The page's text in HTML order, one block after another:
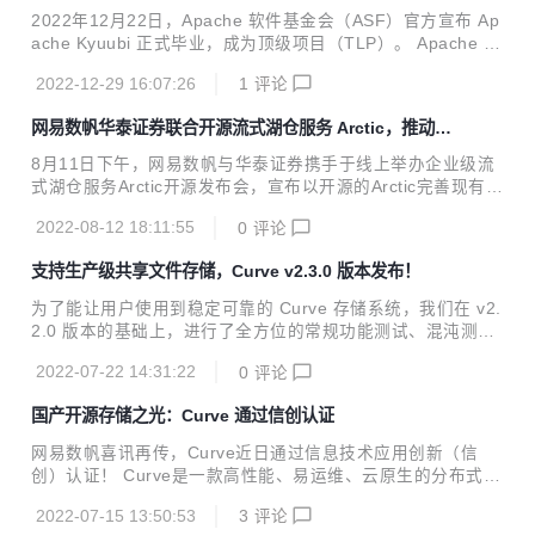
3.4 基于 Flink 1.14, 1.15 和 1.16 做了充分验证 新增 Trino
接入协议 (实验特性) 新增 Spark 血缘插件 (实验...
目！
2022年12月22日，Apache 软件基金会（ASF）官方宣布 Ap
ache Kyuubi 正式毕业，成为顶级项目（TLP）。 Apache Ky
供无服务器SQL。 项目最初由网易数帆开发并于2018年开
2年11月通过投票，在12月顺利毕业，成为 Apache 基金会顶
级开源项目！ Apache Kyuubi 简介 Apache Kyuubi 在各种现
代计算框架之上建立了分布式SQL查询引擎，例如 Apache S
2022-12-29 16:07:26 1 评论
网易数帆华泰证券联合开源流式湖仓服务 Arctic，推动湖
仓一体落地
8月11日下午，网易数帆与华泰证券携手于线上举办企业级流
式湖仓服务Arctic开源发布会，宣布以开源的Arctic完善现有数
规范割裂带来的低效和成本浪费，推动湖仓一体、流批融合落
e Iceberg之上的流式湖仓服务（Streaming LakeHouse Serv
ice）。通过 Arctic，用户可以在 Flink、Spark、Trino 等引擎
上实现更加优化的 CDC、流式更新、OLAP 等功能， 结合数
场景；...
2022-08-12 18:11:55 0 评论
支持生产级共享文件存储，Curve v2.3.0 版本发布！
为了能让用户使用到稳定可靠的 Curve 存储系统，我们在 v2.
2.0 版本的基础上，进行了全方位的常规功能测试、混沌测
urveFS 文件存储上线到网易内部业务生产环境，经过一段时
https://github.com/opencurve/curve/releases/tag/v2.3.0-rc
0 版本部署手册： https://github.com/opencurve/curveadm/
wiki‍ Curve 是云原生计算基金会 (CNCF) Sandbox 项目，是
2022-07-22 14:31:22 0 评论
国产开源存储之光：Curve 通过信创认证
网易数帆喜讯再传，Curve近日通过信息技术应用创新（信
创）认证！ Curve是一款高性能、易运维、云原生的分布式存
目。国家工业信息安全发展研究中心测试结果显示，Curve在
2022-07-15 13:50:53 3 评论